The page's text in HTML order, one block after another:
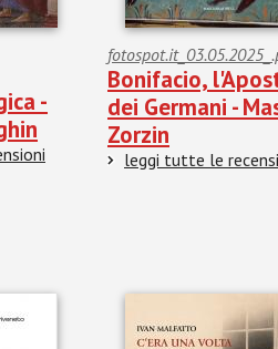
-
Bonifacio,
dei Germani -
Zorzin
leggi tutte le